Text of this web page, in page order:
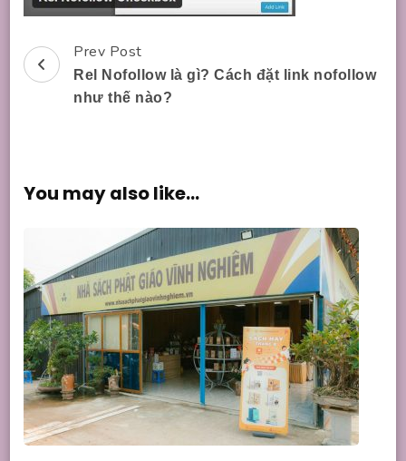
Post
Navigation
Prev Post
Rel Nofollow là gì? Cách đặt link nofollow
như thế nào?
You may also like...